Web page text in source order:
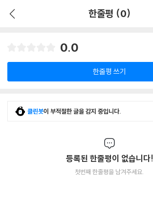
한줄평 (0)
0.0
한줄평 쓰기
클린봇이 부적절한 글을 감지 중입니다.
등록된 한줄평이 없습니다!
첫번째 한줄평을 남겨주세요.